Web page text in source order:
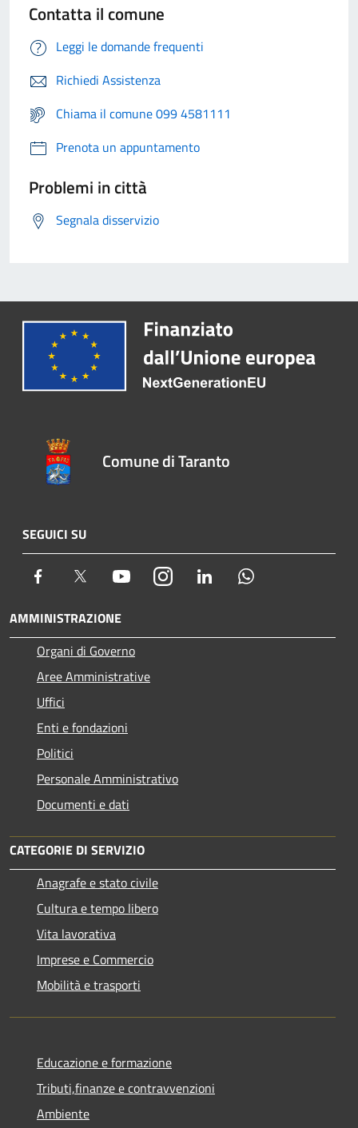
Contatta il comune
Leggi le domande frequenti
Richiedi Assistenza
Chiama il comune 099 4581111
Prenota un appuntamento
Problemi in città
Segnala disservizio
Comune di Taranto
SEGUICI SU
Facebook Twitter YoutubeInstagram LinkedIn
AMMINISTRAZIONE
Organi di Governo
Aree Amministrative
Uffici
Enti e fondazioni
Politici
Personale Amministrativo
Documenti e dati
CATEGORIE DI SERVIZIO
Anagrafe e stato civile
Cultura e tempo libero
Vita lavorativa
Imprese e Commercio
Mobilità e trasporti
Educazione e formazione
Tributi,finanze e contravvenzioni
Ambiente